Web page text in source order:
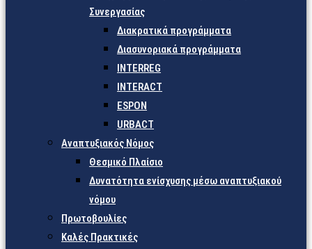
Συνεργασίας
Διακρατικά προγράμματα
Διασυνοριακά προγράμματα
INTERREG
INTERACT
ESPON
URBACT
Αναπτυξιακός Νόμος
Θεσμικό Πλαίσιο
Δυνατότητα ενίσχυσης μέσω αναπτυξιακού
νόμου
Πρωτοβουλίες
Καλές Πρακτικές